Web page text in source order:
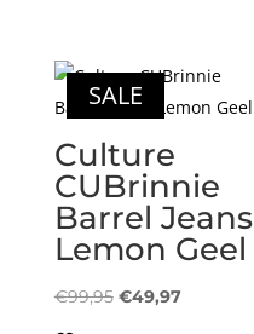
SALE
Culture
CUBrinnie
Barrel Jeans
Lemon Geel
€99,95 Oorspronkelijke
€49,97Huidige